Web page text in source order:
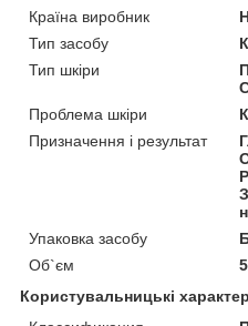
Країна виробник
Тип засобу
Тип шкіри
Проблема шкіри
Призначення і результат
Упаковка засобу
Об`єм
Користувальницькі